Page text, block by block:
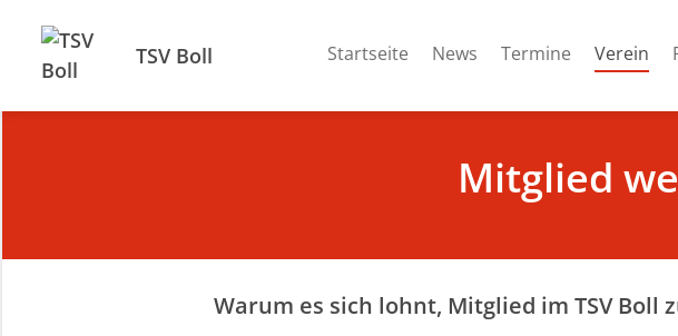
TSV Boll Startseite News Termine Verein
Mitglied
Warum es sich lohnt, Mitglied im TSV Boll